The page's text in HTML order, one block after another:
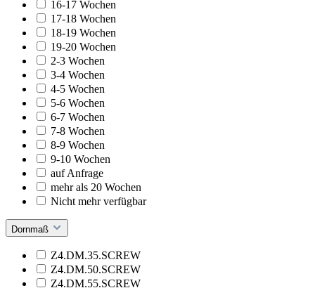
16-17 Wochen
17-18 Wochen
18-19 Wochen
19-20 Wochen
2-3 Wochen
3-4 Wochen
4-5 Wochen
5-6 Wochen
6-7 Wochen
7-8 Wochen
8-9 Wochen
9-10 Wochen
auf Anfrage
mehr als 20 Wochen
Nicht mehr verfügbar
Dornmaß
Z4.DM.35.SCREW
Z4.DM.50.SCREW
Z4.DM.55.SCREW